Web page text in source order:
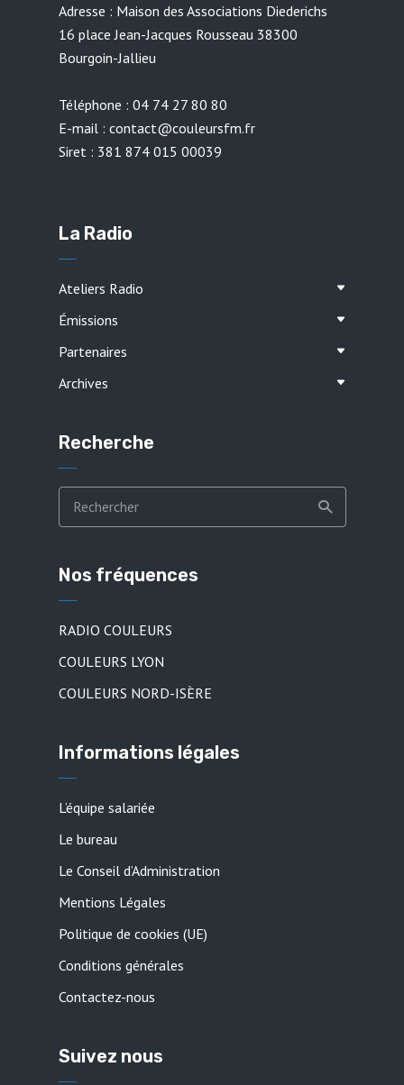
Adresse : Maison des Associations Diederichs
16 place Jean-Jacques Rousseau 38300
Bourgoin-Jallieu
Téléphone : 04 74 27 80 80
E-mail : contact@couleursfm.fr
Siret : 381 874 015 00039
La Radio
Ateliers Radio
Émissions
Partenaires
Archives
Recherche
Nos fréquences
RADIO COULEURS
COULEURS LYON
COULEURS NORD-ISÈRE
Informations légales
L’équipe salariée
Le bureau
Le Conseil d’Administration
Mentions Légales
Politique de cookies (UE)
Conditions générales
Contactez-nous
Suivez nous